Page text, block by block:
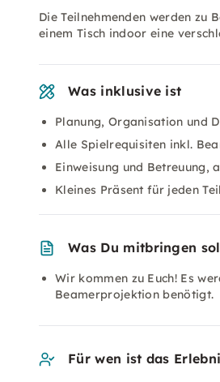
Die Teilnehmenden werden zu
einem Tisch indoor eine
Was inklusive ist
Planung, Organisation und
Alle Spielrequisiten inkl.
Einweisung und Betreuung,
Kleines Präsent für jeden
Was Du mitbringen
Wir kommen zu Euch! Es
Beamerprojektion benötigt.
Für wen ist das